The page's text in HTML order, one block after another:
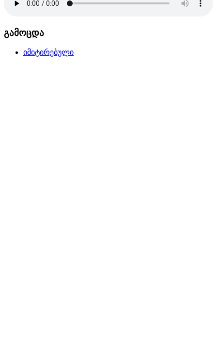
გამოცდა
იმიტირებული